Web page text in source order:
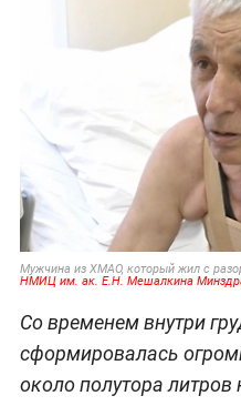
Мужчина из ХМАО, который жил с
НМИЦ им. ак. Е.Н. Мешалкина
Со временем внутри
сформировалась
около полутора литров